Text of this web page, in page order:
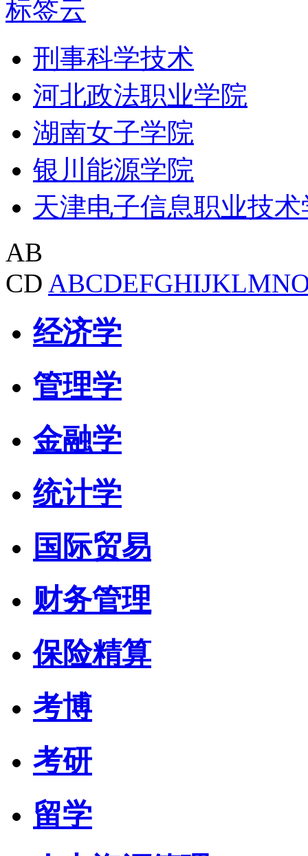
标签云
刑事科学技术
河北政法职业学院
湖南女子学院
银川能源学院
天津电子信息职业技
AB
CD ABCDEFGHIJKLMN
经济学
管理学
金融学
统计学
国际贸易
财务管理
保险精算
考博
考研
留学